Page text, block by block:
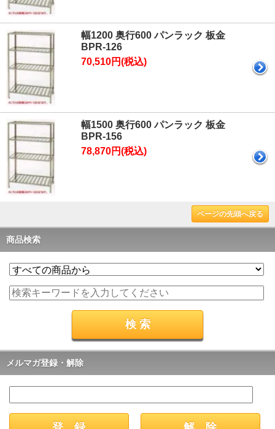
幅1200 奥行600 パンラック 板金
BPR-126
70,510円(税込)
幅1500 奥行600 パンラック 板金
BPR-156
78,870円(税込)
ページの先頭へ戻る
商品検索
メルマガ登録・解除